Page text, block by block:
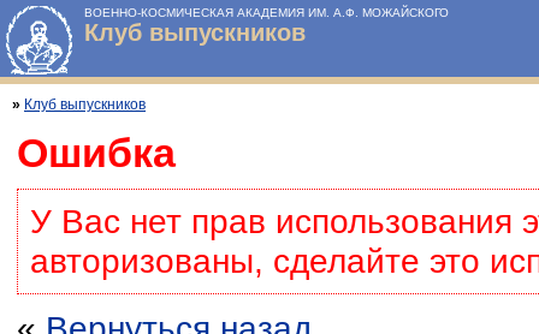
ВОЕННО-КОСМИЧЕСКАЯ АКАДЕМИЯ ИМ. А.Ф. МОЖАЙСКОГО
Клуб выпускников
» Клуб выпускников
Ошибка
У Вас нет прав использования
авторизованы, сделайте это